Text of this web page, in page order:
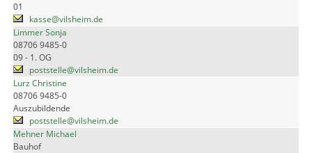
01
kasse@vilsheim.de
Limmer Sonja
08706 9485-0
09 - 1. OG
poststelle@vilsheim.de
Lurz Christine
08706 9485-0
Auszubildende
poststelle@vilsheim.de
Mehner Michael
Bauhof